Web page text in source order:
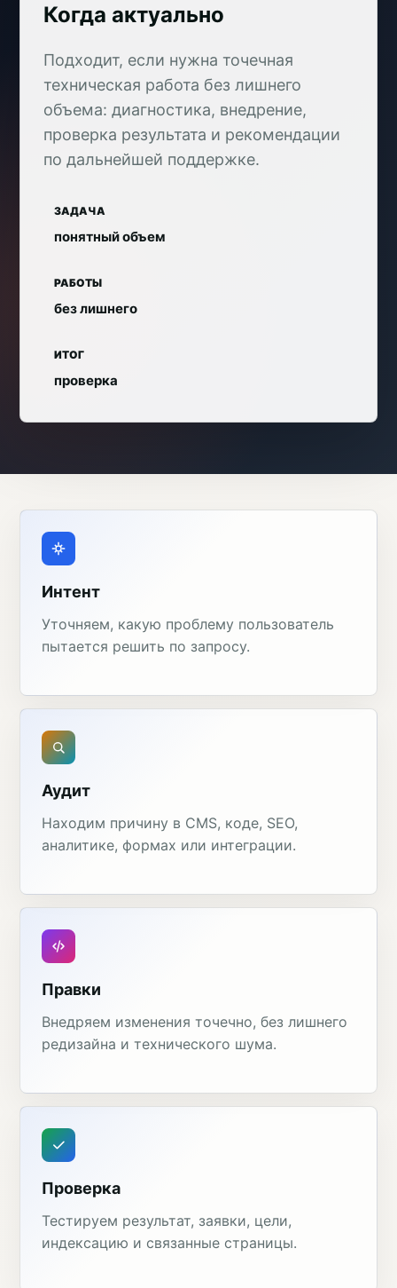
Когда актуально
Подходит, если нужна точечная
техническая работа без лишнего
объема: диагностика, внедрение,
проверка результата и рекомендации
по дальнейшей поддержке.
ЗАДАЧА
понятный объем
РАБОТЫ
без лишнего
ИТОГ
проверка
Интент
Уточняем, какую проблему пользователь
пытается решить по запросу.
Аудит
Находим причину в CMS, коде, SEO,
аналитике, формах или интеграции.
Правки
Внедряем изменения точечно, без лишнего
редизайна и технического шума.
Проверка
Тестируем результат, заявки, цели,
индексацию и связанные страницы.